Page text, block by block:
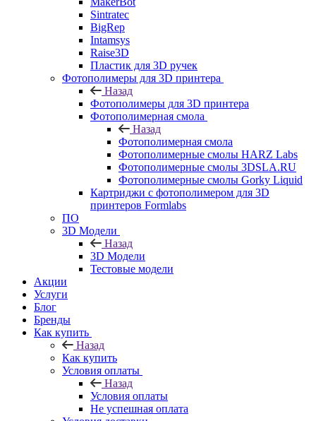
Sintratec
BigRep
Intamsys
Raise3D
Пластик для 3D ручек
Фотополимеры для 3D принтера
Назад
Фотополимеры для 3D принтера
Фотополимерная смола
Назад
Фотополимерная смола
Фотополимерные смолы HARZ Labs
Фотополимерные смолы 3DSLA.RU
Фотополимерные смолы Gorky Liquid
Картриджи с фотополимером для 3D
принтеров Formlabs
ПО
3D Модели
Назад
3D Модели
Тестовые модели
Акции
Услуги
Блог
Бренды
Как купить
Назад
Как купить
Условия оплаты
Назад
Условия оплаты
Не успешная оплата